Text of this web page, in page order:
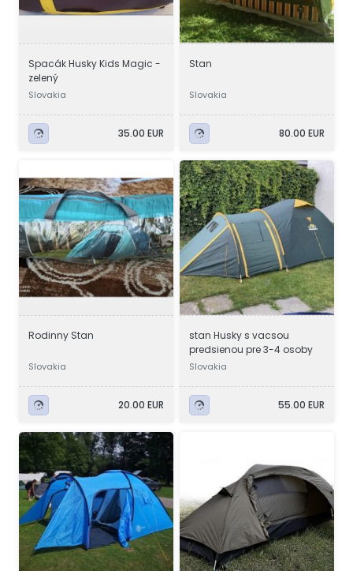
Spacák Husky Kids Magic -
zelený
Slovakia
35.00 EUR
Stan
Slovakia
80.00 EUR
Rodinny Stan
Slovakia
20.00 EUR
stan Husky s vacsou
predsienou pre 3-4 osoby
Slovakia
55.00 EUR